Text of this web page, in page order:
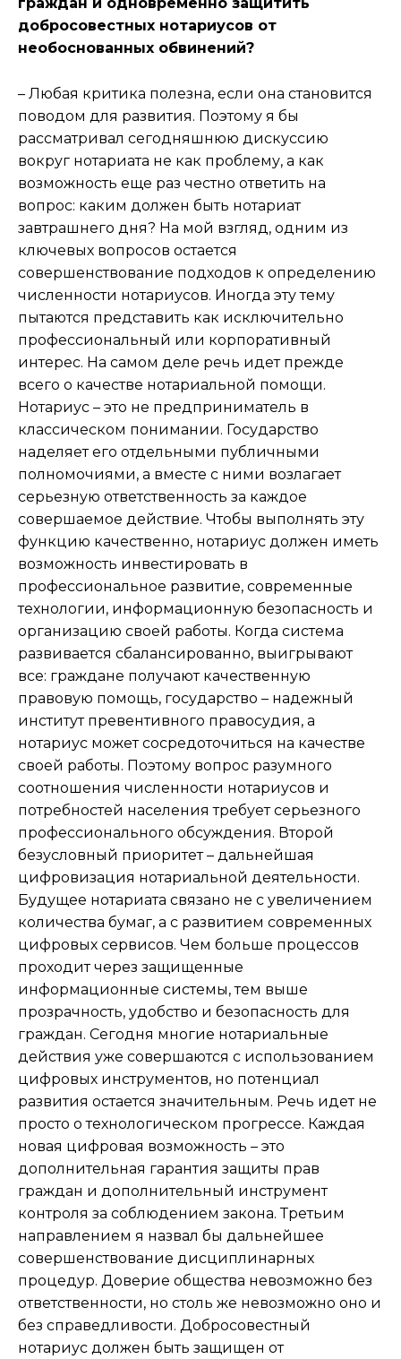
добросовестных нотариусов от
необоснованных обвинений?
– Любая критика полезна, если она становится
поводом для развития. Поэтому я бы
рассматривал сегодняшнюю дискуссию
вокруг нотариата не как проблему, а как
возможность еще раз честно ответить на
вопрос: каким должен быть нотариат
завтрашнего дня? На мой взгляд, одним из
ключевых вопросов остается
совершенствование подходов к определению
численности нотариусов. Иногда эту тему
пытаются представить как исключительно
профессиональный или корпоративный
интерес. На самом деле речь идет прежде
всего о качестве нотариальной помощи.
Нотариус – это не предприниматель в
классическом понимании. Государство
наделяет его отдельными публичными
полномочиями, а вместе с ними возлагает
серьезную ответственность за каждое
совершаемое действие. Чтобы выполнять эту
функцию качественно, нотариус должен иметь
возможность инвестировать в
профессиональное развитие, современные
технологии, информационную безопасность и
организацию своей работы. Когда система
развивается сбалансированно, выигрывают
все: граждане получают качественную
правовую помощь, государство – надежный
институт превентивного правосудия, а
нотариус может сосредоточиться на качестве
своей работы. Поэтому вопрос разумного
соотношения численности нотариусов и
потребностей населения требует серьезного
профессионального обсуждения. Второй
безусловный приоритет – дальнейшая
цифровизация нотариальной деятельности.
Будущее нотариата связано не с увеличением
количества бумаг, а с развитием современных
цифровых сервисов. Чем больше процессов
проходит через защищенные
информационные системы, тем выше
прозрачность, удобство и безопасность для
граждан. Сегодня многие нотариальные
действия уже совершаются с использованием
цифровых инструментов, но потенциал
развития остается значительным. Речь идет не
просто о технологическом прогрессе. Каждая
новая цифровая возможность – это
дополнительная гарантия защиты прав
граждан и дополнительный инструмент
контроля за соблюдением закона. Третьим
направлением я назвал бы дальнейшее
совершенствование дисциплинарных
процедур. Доверие общества невозможно без
ответственности, но столь же невозможно оно и
без справедливости. Добросовестный
нотариус должен быть защищен от